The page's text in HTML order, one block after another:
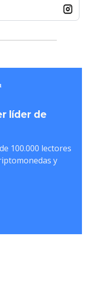
líder de
100.000 lectores
y